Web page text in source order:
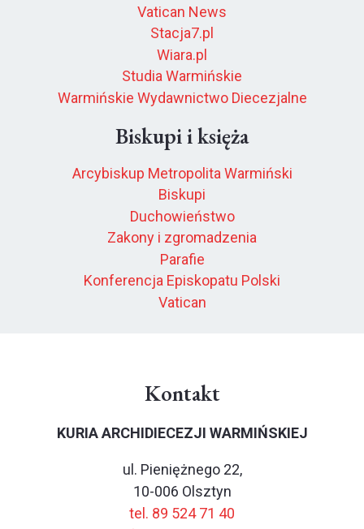
Vatican News
Stacja7.pl
Wiara.pl
Studia Warmińskie
Warmińskie Wydawnictwo Diecezjalne
Biskupi i księża
Arcybiskup Metropolita Warmiński
Biskupi
Duchowieństwo
Zakony i zgromadzenia
Parafie
Konferencja Episkopatu Polski
Vatican
Kontakt
KURIA ARCHIDIECEZJI WARMIŃSKIEJ
ul. Pieniężnego 22,
10-006 Olsztyn
tel. 89 524 71 40